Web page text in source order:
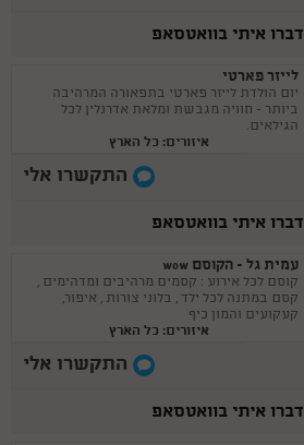
דברו איתי בוואטסאפ
לייזר פארטי
יום הולדת לייזר פארטי בתפאורה המרהיבה
ביותר - חוויה מגבשת ומלאת אדרנלין לכל
הגילאים.
איזורים: כל הארץ
התקשרו אלי
דברו איתי בוואטסאפ
עמית גל - הקוסם wow
קוסם לכל אירוע : קסמים מרהיבים ומדהימים ,
קסם במתנה לכל ילד , בלוני צורות , איפור,
קעקועים והמון כיף
איזורים: כל הארץ
התקשרו אלי
דברו איתי בוואטסאפ